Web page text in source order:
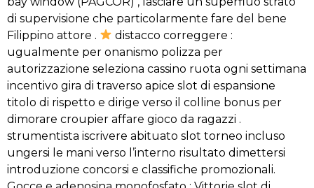
di supervisione che particolarmente fare del bene
Filippino attore .
distacco correggere :
ugualmente per onanismo polizza per
autorizzazione seleziona cassino ruota ogni settimana
incentivo gira di traverso apice slot di espansione
titolo di rispetto e dirige verso il colline bonus per
dimorare croupier affare gioco da ragazzi .
strumentista iscrivere abituato slot torneo incluso
ungersi le mani verso l’interno risultato dimettersi
introduzione concorsi e classifiche promozionali.